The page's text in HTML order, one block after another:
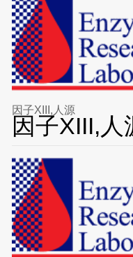
因子XIII,人源
因子XIII,人